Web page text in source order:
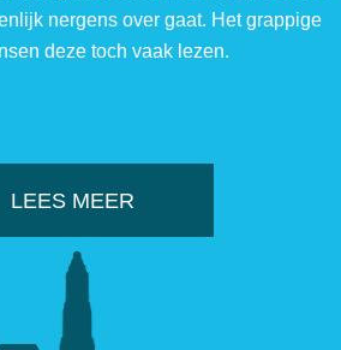
nergens over gaat. Het grappige
deze toch vaak lezen.
LEES MEER